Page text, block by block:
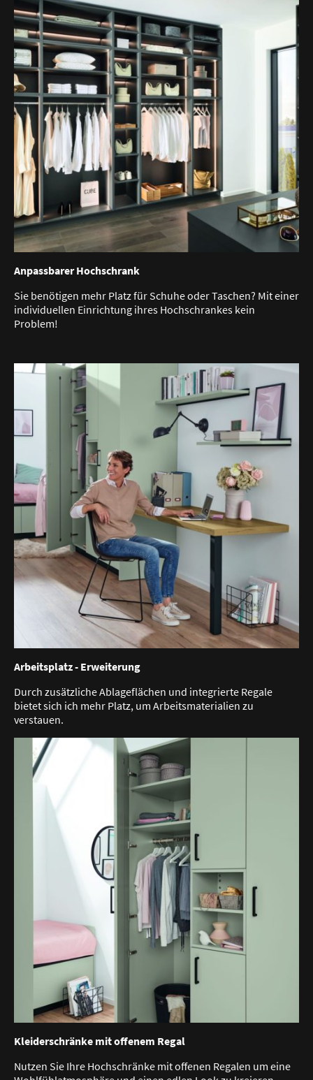
Anpassbarer Hochschrank
Sie benötigen mehr Platz für Schuhe oder Taschen? Mit einer
individuellen Einrichtung ihres Hochschrankes kein
Problem!
Arbeitsplatz - Erweiterung
Durch zusätzliche Ablageflächen und integrierte Regale
bietet sich ich mehr Platz, um Arbeitsmaterialien zu
verstauen.
Kleiderschränke mit offenem Regal
Nutzen Sie Ihre Hochschränke mit offenen Regalen um eine